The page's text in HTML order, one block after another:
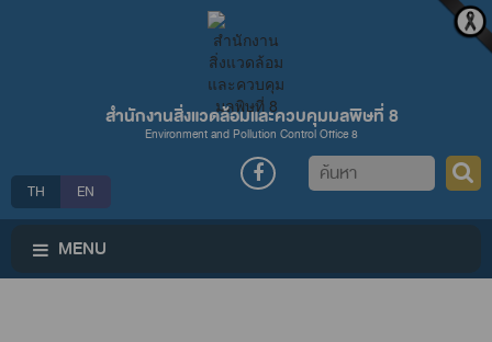
สำนักงานสิ่งแวดล้อมและควบคุมมลพิษที่ 8
Environment and Pollution Control Office 8
TH EN
ค้นหา
MENU